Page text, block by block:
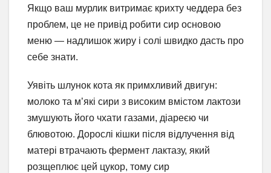
Якщо ваш мурлик витримає крихту чеддера без
проблем, це не привід робити сир основою
меню — надлишок жиру і солі швидко дасть про
себе знати.
Уявіть шлунок кота як примхливий двигун:
молоко та м’які сири з високим вмістом лактози
змушують його чхати газами, діареєю чи
блювотою. Дорослі кішки після відлучення від
матері втрачають фермент лактазу, який
розщеплює цей цукор, тому сир